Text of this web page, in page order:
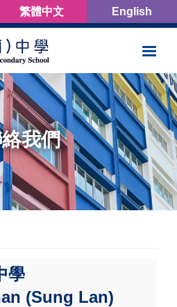
English
繁體中文
我們
學
(Sung Lan)